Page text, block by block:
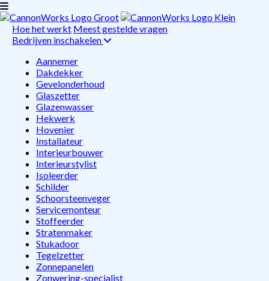
Hoe het werkt Meest gestelde vragen
Bedrijven inschakelen
Aannemer
Dakdekker
Gevelonderhoud
Glaszetter
Glazenwasser
Hekwerk
Hovenier
Installateur
Interieurbouwer
Interieurstylist
Isoleerder
Schilder
Schoorsteenveger
Servicemonteur
Stoffeerder
Stratenmaker
Stukadoor
Tegelzetter
Zonnepanelen
Zonwering-specialist